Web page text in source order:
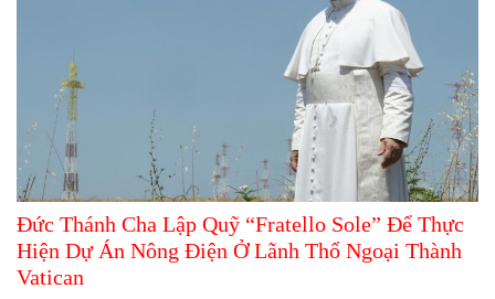
Đức Thánh Cha Lập Quỹ “Fratello Sole” Để Thực
Hiện Dự Án Nông Điện Ở Lãnh Thổ Ngoại Thành
Vatican